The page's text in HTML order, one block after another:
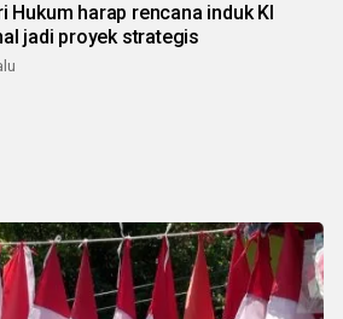
Hukum harap rencana induk KI
jadi proyek strategis